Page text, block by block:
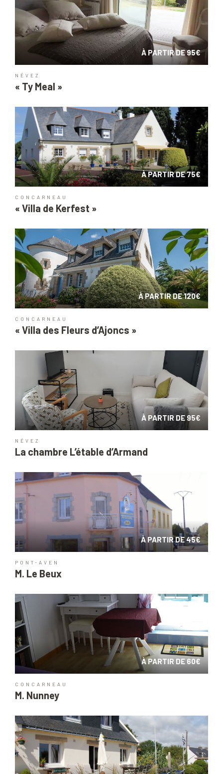
À PARTIR DE 95€
NÉVEZ
« Ty Meal »
À PARTIR DE 75€
CONCARNEAU
« Villa de Kerfest »
À PARTIR DE 120€
CONCARNEAU
« Villa des Fleurs d’Ajoncs »
À PARTIR DE 95€
NÉVEZ
La chambre L’étable d’Armand
À PARTIR DE 45€
PONT-AVEN
M. Le Beux
À PARTIR DE 60€
CONCARNEAU
M. Nunney